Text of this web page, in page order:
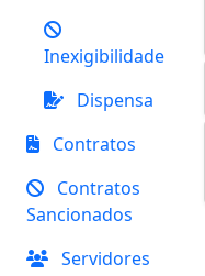
Inexigibilidade
Dispensa
Contratos
Contratos
Sancionados
Servidores